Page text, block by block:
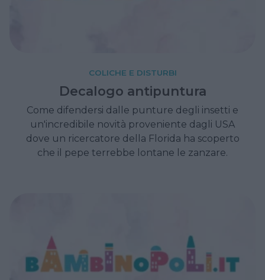
COLICHE E DISTURBI
Decalogo antipuntura
Come difendersi dalle punture degli insetti e
un'incredibile novità proveniente dagli USA
dove un ricercatore della Florida ha scoperto
che il pepe terrebbe lontane le zanzare.